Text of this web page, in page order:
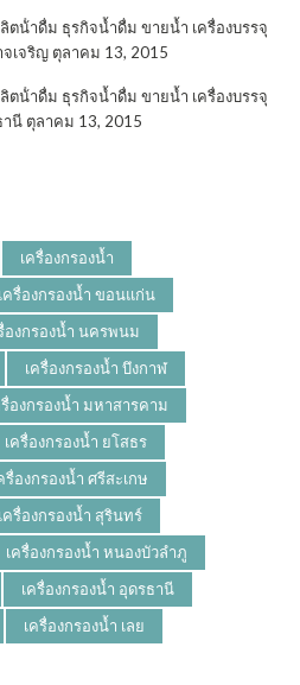
ตน้ําดื่ม ธุรกิจน้ำดื่ม ขายน้ำ เครื่องบรรจุ
เจริญ ตุลาคม 13, 2015
ตน้ําดื่ม ธุรกิจน้ำดื่ม ขายน้ำ เครื่องบรรจุ
านี ตุลาคม 13, 2015
เครื่องกรองน้ำ
เครื่องกรองน้ำ ขอนแก่น
องกรองน้ำ นครพนม
เครื่องกรองน้ำ บึงกาฬ
รื่องกรองน้ำ มหาสารคาม
เครื่องกรองน้ำ ยโสธร
รื่องกรองน้ำ ศรีสะเกษ
เครื่องกรองน้ำ สุรินทร์
เครื่องกรองน้ำ หนองบัวลำภู
เครื่องกรองน้ำ อุดรธานี
เครื่องกรองน้ำ เลย